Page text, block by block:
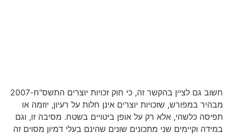
חשוב גם לציין בהקשר זה, כי חוק זכויות יוצרים התשס"ח-2007
מבהיר במפורש, שזכויות יוצרים אינן חלות על רעיון, יוזמה או
תפיסה כלשהי, אלא רק על אופן ביטויים בשטח. מסיבה זו, וגם
במידה וקיימים שני מתכונים שונים שהינם בעלי דמיון מסוים זה